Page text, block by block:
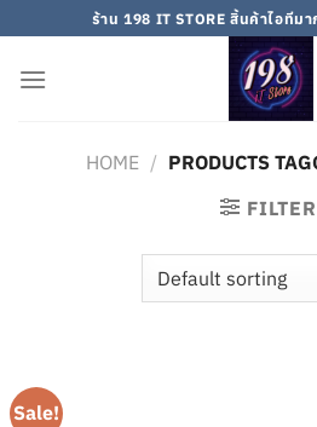
to
content
ร้าน 198 IT STORE สิ้นค้าไอทีม
HOME / PRODUCTS
FILTER
Sale!